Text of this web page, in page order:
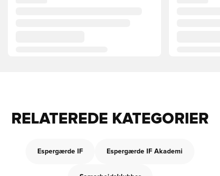
RELATEREDE KATEGORIER
Espergærde IF Espergærde IF Akademi